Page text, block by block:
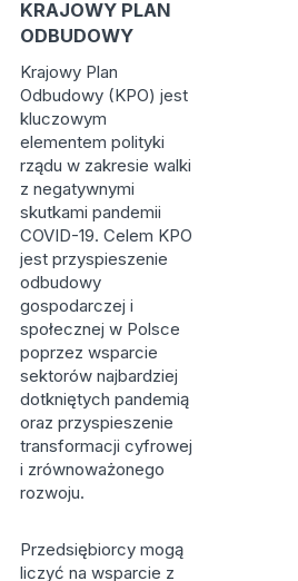
KRAJOWY PLAN
ODBUDOWY
Krajowy Plan
Odbudowy (KPO) jest
kluczowym
elementem polityki
rządu w zakresie walki
z negatywnymi
skutkami pandemii
COVID-19. Celem KPO
jest przyspieszenie
odbudowy
gospodarczej i
społecznej w Polsce
poprzez wsparcie
sektorów najbardziej
dotkniętych pandemią
oraz przyspieszenie
transformacji cyfrowej
i zrównoważonego
rozwoju.
Przedsiębiorcy mogą
liczyć na wsparcie z